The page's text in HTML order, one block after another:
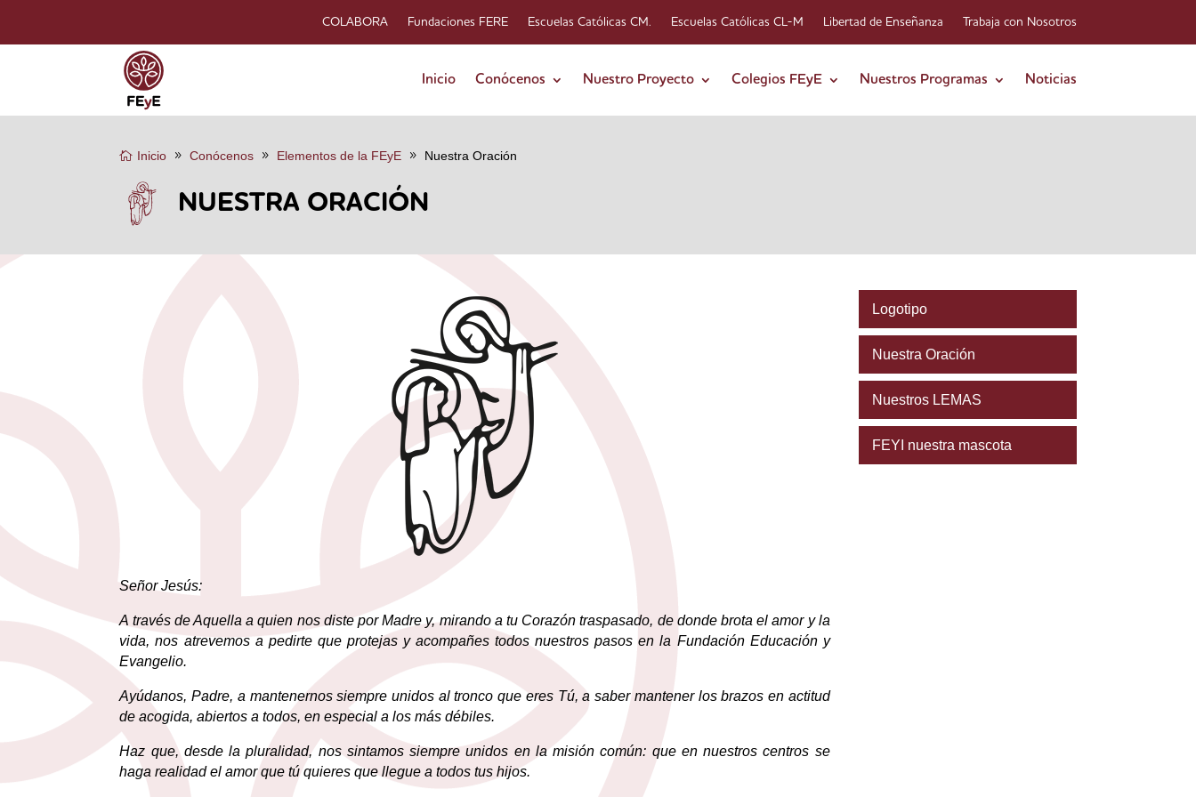
COLABORA Fundaciones FERE Escuelas Católicas CM. Escuelas Católicas CL-M Libertad de Enseñanza Trabaja con Nosotros
Inicio Conócenos Nuestro Proyecto Colegios FEyE Nuestros Programas Noticias
Inicio Conócenos Elementos de la FEyE Nuestra Oración
NUESTRA ORACIÓN
Señor Jesús:
A través de Aquella a quien nos diste por Madre y, mirando a tu Corazón traspasado, de donde brota el amor y la
vida, nos atrevemos a pedirte que protejas y acompañes todos nuestros pasos en la Fundación Educación y
Evangelio.
Ayúdanos, Padre, a mantenernos siempre unidos al tronco que eres Tú, a saber mantener los brazos en actitud
de acogida, abiertos a todos, en especial a los más débiles.
Haz que, desde la pluralidad, nos sintamos siempre unidos en la misión común: que en nuestros centros se
haga realidad el amor que tú quieres que llegue a todos tus hijos.
Logotipo
Nuestra Oración
Nuestros LEMAS
FEYI nuestra mascota